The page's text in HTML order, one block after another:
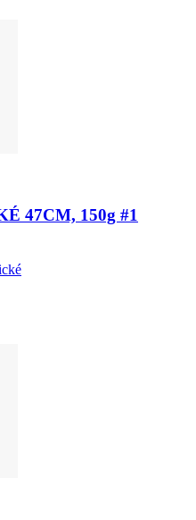
47CM, 150g #1